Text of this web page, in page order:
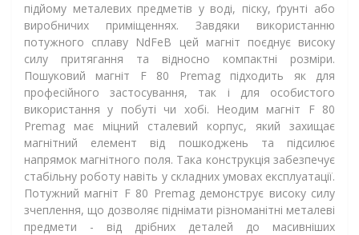
підйому металевих предметів у воді, піску, ґрунті або
виробничих приміщеннях. Завдяки використанню
потужного сплаву NdFeB цей магніт поєднує високу
силу притягання та відносно компактні розміри.
Пошуковий магніт F 80 Premag підходить як для
професійного застосування, так і для особистого
використання у побуті чи хобі. Неодим магніт F 80
Premag має міцний сталевий корпус, який захищає
магнітний елемент від пошкоджень та підсилює
напрямок магнітного поля. Така конструкція забезпечує
стабільну роботу навіть у складних умовах експлуатації.
Потужний магніт F 80 Premag демонструє високу силу
зчеплення, що дозволяє піднімати різноманітні металеві
предмети - від дрібних деталей до масивніших